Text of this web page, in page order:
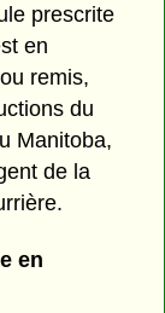
prescrite
en
remis,
du
Manitoba,
de la
en